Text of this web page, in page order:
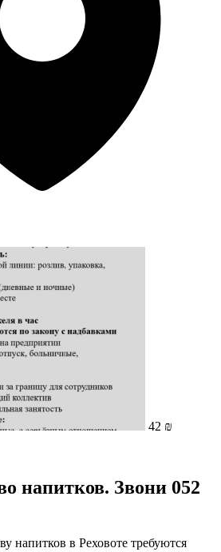
42 ₪
напитков. Звони 052
напитков в Реховоте требуются